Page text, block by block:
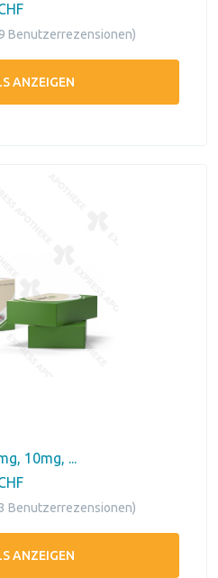
Benutzerrezensionen)
ANZEIGEN
10mg, ...
Benutzerrezensionen)
ANZEIGEN